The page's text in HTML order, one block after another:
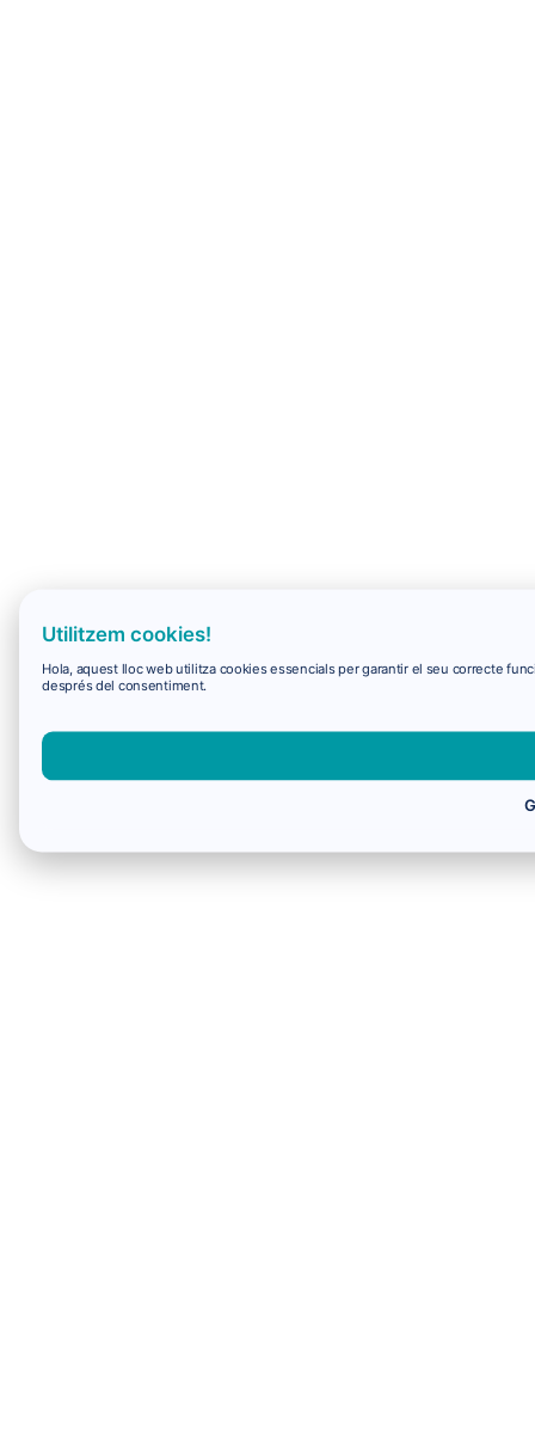
Utilitzem cookies!
Hola, aquest lloc web utilitza cookies essencials per garantir el seu correcte
després del consentiment.